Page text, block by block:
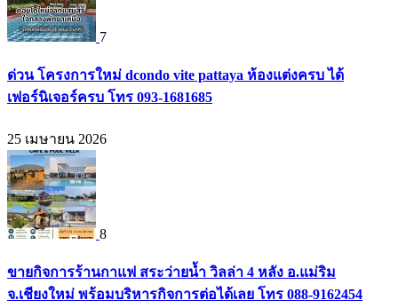
7
ด่วน โครงการใหม่ dcondo vite pattaya ห้องแต่งครบ ได้
เฟอร์นิเจอร์ครบ โทร 093-1681685
25 เมษายน 2026
8
ขายกิจการร้านกาแฟ สระว่ายน้ำ วิลล่า 4 หลัง อ.แม่ริม
จ.เชียงใหม่ พร้อมบริหารกิจการต่อได้เลย โทร 088-9162454